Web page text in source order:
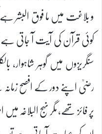
و بلاغت میں ما فوق
کوئی قرآن کی آیت آ جاتی
سنگریزوں میں گوہر
رضیؒ اپنے دور کے افصح
پر فائز تھے، مگر نہج